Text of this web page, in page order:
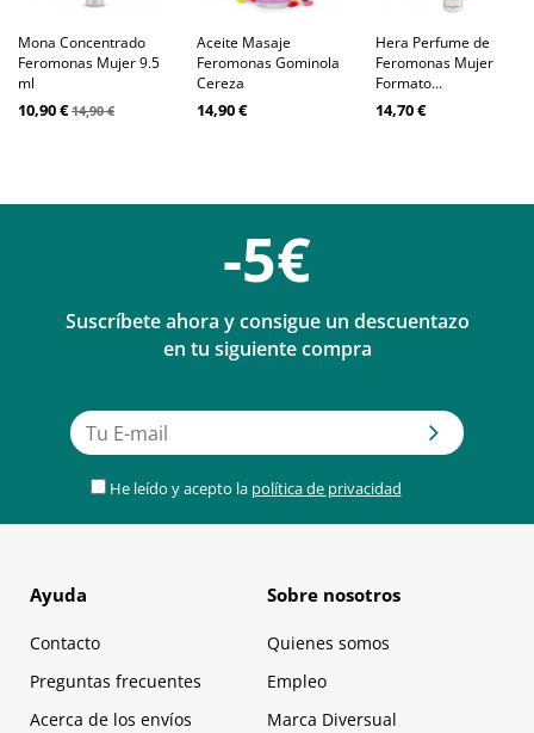
Mona Concentrado
Feromonas Mujer 9.5
ml
10,90 €14,90 €
Aceite Masaje
Feromonas Gominola
Cereza
14,90 €
Hera Perfume de
Feromonas Mujer
Formato...
14,70 €
-5€
Suscríbete ahora y consigue un descuentazo
en tu siguiente compra
He leído y acepto la política de privacidad
Ayuda
Contacto
Preguntas frecuentes
Acerca de los envíos
Sobre nosotros
Quienes somos
Empleo
Marca Diversual